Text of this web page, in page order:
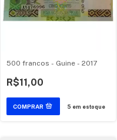
500 francos - Guine - 2017
R$11,00
5 em estoque